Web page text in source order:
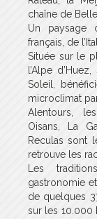
chaîne de
Un paysage
français, de
Située sur le
l’Alpe
Soleil,
microclimat
Alentours,
Oisans, La
Reculas sont
retrouve les
Les
gastronomie
de quelques
sur les 10.000